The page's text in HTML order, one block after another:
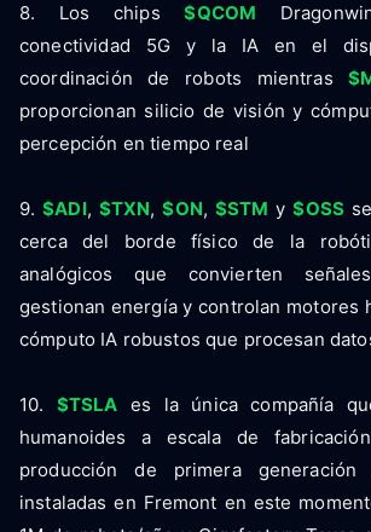
8. Los chips$QCOM
conectividad 5G y la IA en el
coordinación de robots mientras
proporcionan silicio de visión y
percepción en tiempo real
9.$ADI, $TXN,$ON, $STM y$OSS
cerca del borde físico de la
analógicos que convierten
gestionan energía y controlan motores
cómputo IA robustos que procesan
10. $TSLA es la única compañía
humanoides a escala de
producción de primera generación
instaladas en Fremont en este